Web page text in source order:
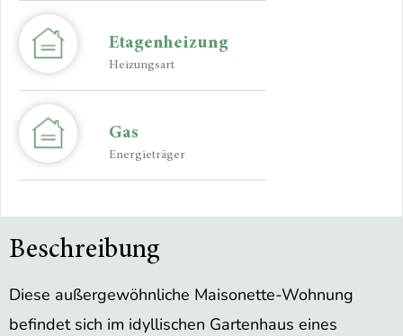
Heizungsart
Etagenheizung
Energieträger
Gas
Beschreibung
Diese außergewöhnliche Maisonette-Wohnung
befindet sich im idyllischen Gartenhaus eines